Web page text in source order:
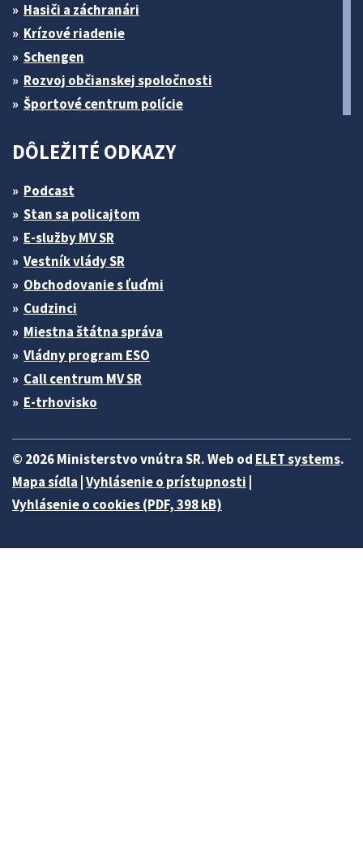
Hasiči a záchranári
Krízové riadenie
Schengen
Rozvoj občianskej spoločnosti
Športové centrum polície
DÔLEŽITÉ ODKAZY
Podcast
Stan sa policajtom
E-služby MV SR
Vestník vlády SR
Obchodovanie s ľuďmi
Cudzinci
Miestna štátna správa
Vládny program ESO
Call centrum MV SR
E-trhovisko
© 2026 Ministerstvo vnútra SR. Web od ELET systems.
Mapa sídla Vyhlásenie o prístupnosti
Vyhlásenie o cookies (PDF, 398 kB)